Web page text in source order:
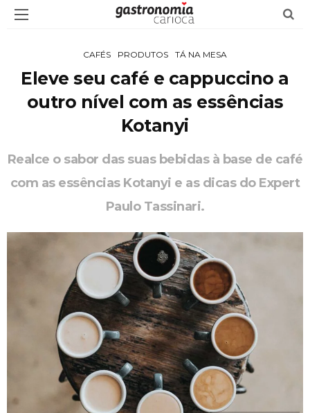
CAFÉS PRODUTOS TÁ NA MESA
Eleve seu café e cappuccino a
outro nível com as essências
Kotanyi
Realce o sabor das suas bebidas à base de café
com as essências Kotanyi e as dicas do Expert
Paulo Tassinari.